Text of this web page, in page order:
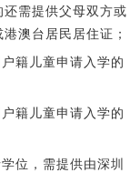
需提供父母双方或
澳台居民居住证；
籍儿童申请入学的
籍儿童申请入学的
位，需提供由深圳